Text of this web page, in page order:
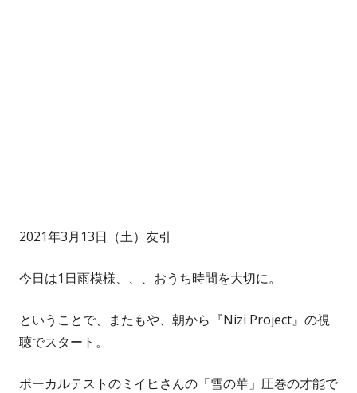
2021年3月13日（土）友引
今日は1日雨模様、、、おうち時間を大切に。
ということで、またもや、朝から『Nizi Project』の視
聴でスタート。
ボーカルテストのミイヒさんの「雪の華」圧巻の才能で